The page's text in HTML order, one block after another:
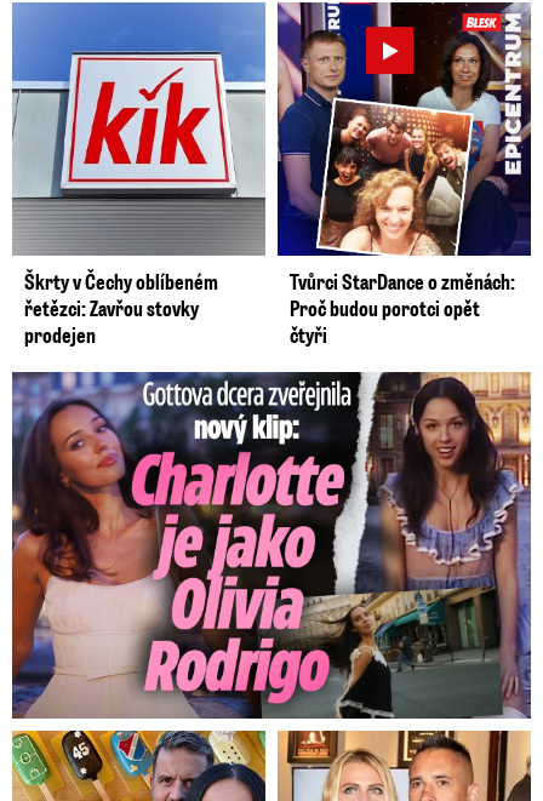
Škrty v Čechy oblíbeném
řetězci: Zavřou stovky
prodejen
Tvůrci StarDance o změnách:
Proč budou porotci opět
čtyři
Gottova dcera zveřejnila nový klip: Je jako Olivie Rodrigo!